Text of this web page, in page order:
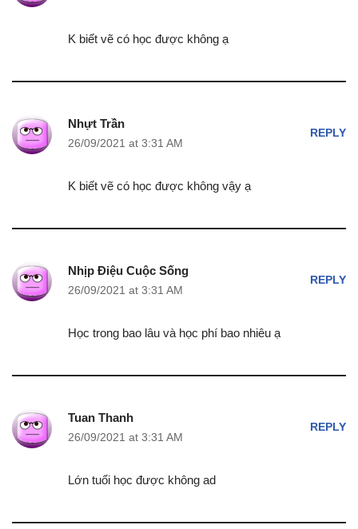
K biết vẽ có học được không ạ
Nhựt Trần
26/09/2021 at 3:31 AM
REPLY
K biết vẽ có học được không vậy ạ
Nhịp Điệu Cuộc Sống
26/09/2021 at 3:31 AM
REPLY
Học trong bao lâu và học phí bao nhiêu ạ
Tuan Thanh
26/09/2021 at 3:31 AM
REPLY
Lớn tuổi học được không ad